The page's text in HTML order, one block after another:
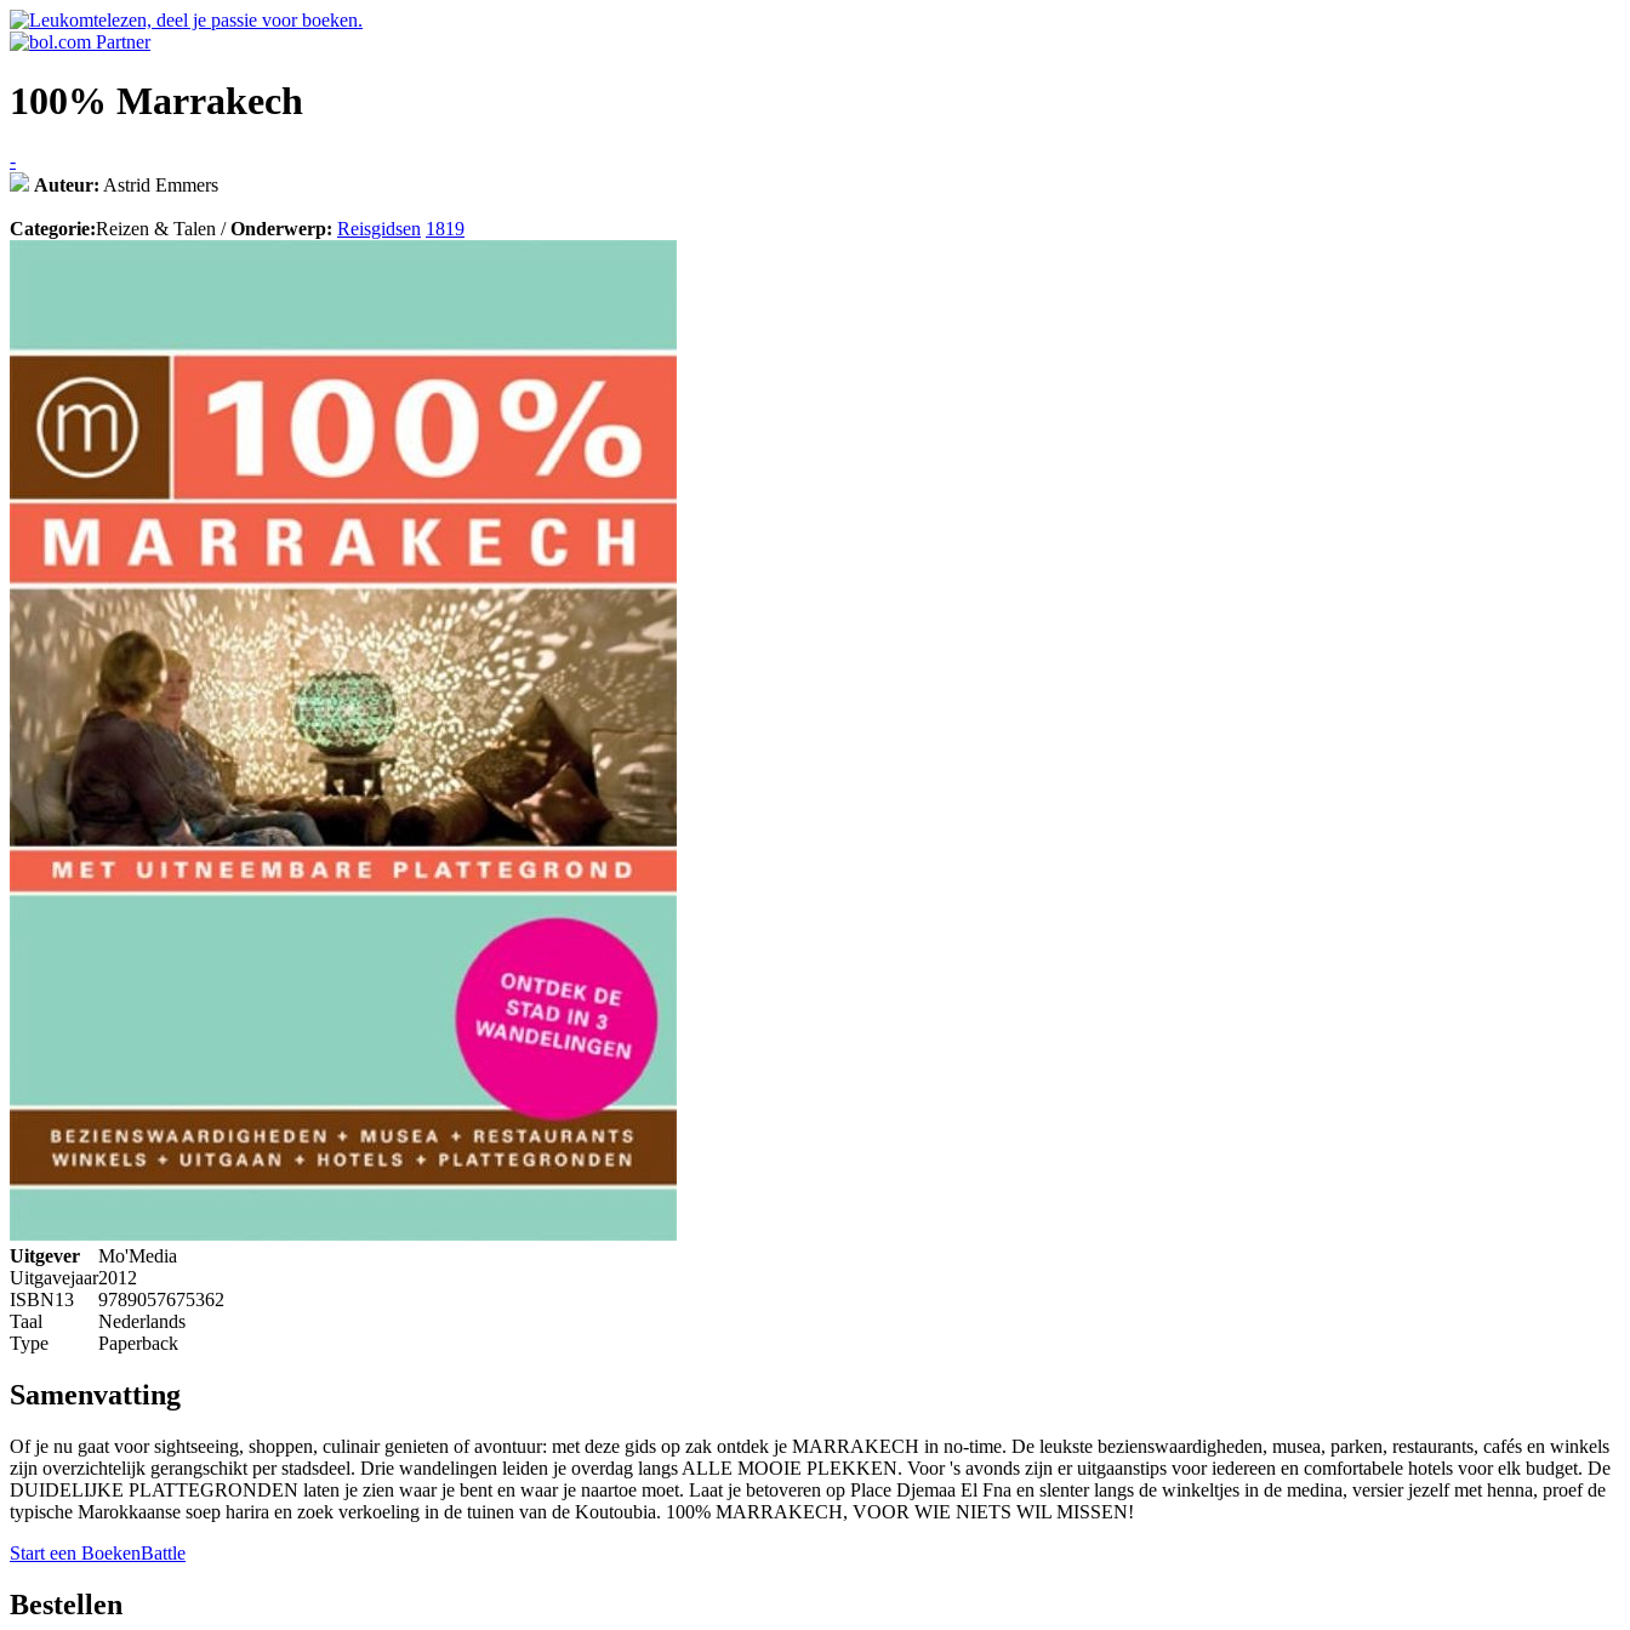
100% Marrakech
-
Auteur: Astrid Emmers
Categorie:Reizen & Talen /Onderwerp: Reisgidsen 1819
Uitgever
Mo'Media
Uitgavejaar2012
ISBN13
9789057675362
Taal
Nederlands
Type
Paperback
Samenvatting
Of je nu gaat voor sightseeing, shoppen, culinair genieten of avontuur: met deze gids op zak ontdek je MARRAKECH in no-time. De leukste bezienswaardigheden, musea, parken, restaurants, cafés en winkels
zijn overzichtelijk gerangschikt per stadsdeel. Drie wandelingen leiden je overdag langs ALLE MOOIE PLEKKEN. Voor 's avonds zijn er uitgaanstips voor iedereen en comfortabele hotels voor elk budget. De
DUIDELIJKE PLATTEGRONDEN laten je zien waar je bent en waar je naartoe moet. Laat je betoveren op Place Djemaa El Fna en slenter langs de winkeltjes in de medina, versier jezelf met henna, proef de
typische Marokkaanse soep harira en zoek verkoeling in de tuinen van de Koutoubia. 100% MARRAKECH, VOOR WIE NIETS WIL MISSEN!
Start een BoekenBattle
Bestellen